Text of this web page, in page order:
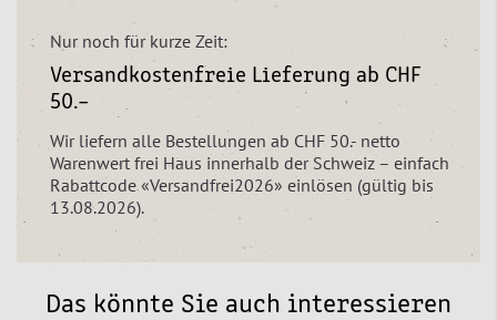
Nur noch für kurze Zeit:
Versandkostenfreie Lieferung ab CHF
50.–
Wir liefern alle Bestellungen ab CHF 50.- netto
Warenwert frei Haus innerhalb der Schweiz – einfach
Rabattcode «Versandfrei2026» einlösen (gültig bis
13.08.2026).
Das könnte Sie auch interessieren